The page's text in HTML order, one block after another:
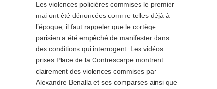
Les violences policières commises le premier
mai ont été dénoncées comme telles déjà à
l’époque, il faut rappeler que le cortège
parisien a été empêché de manifester dans
des conditions qui interrogent. Les vidéos
prises Place de la Contrescarpe montrent
clairement des violences commises par
Alexandre Benalla et ses comparses ainsi que